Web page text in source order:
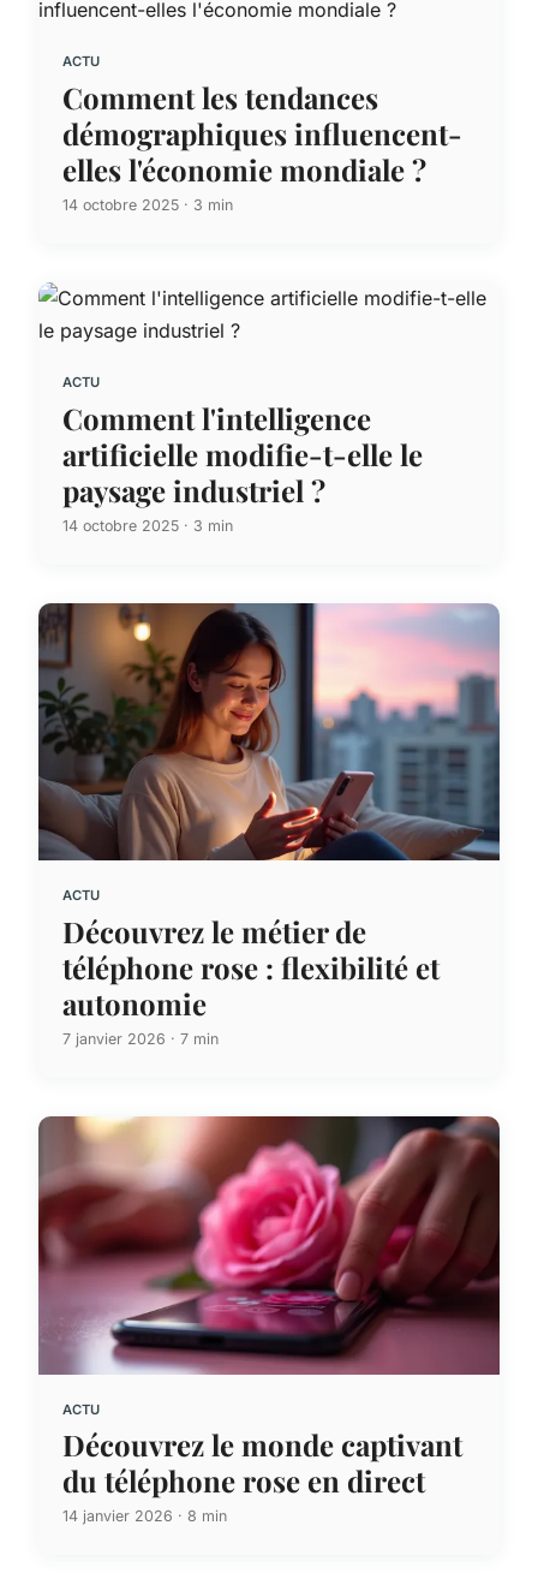
ACTU
Comment les tendances
démographiques influencent-
elles l'économie mondiale ?
14 octobre 2025 · 3 min
ACTU
Comment l'intelligence
artificielle modifie-t-elle le
paysage industriel ?
14 octobre 2025 · 3 min
ACTU
Découvrez le métier de
téléphone rose : flexibilité et
autonomie
7 janvier 2026 · 7 min
ACTU
Découvrez le monde captivant
du téléphone rose en direct
14 janvier 2026 · 8 min